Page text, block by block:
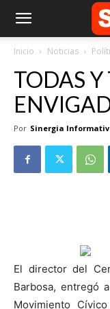
Inicio Noticias
TODAS Y
Por Sinergia
El director del
Barbosa, entregó
Movimiento